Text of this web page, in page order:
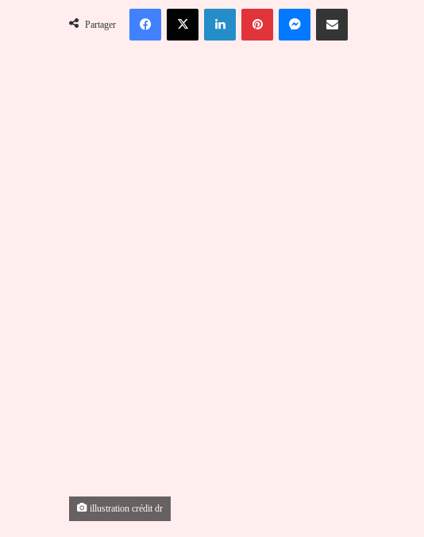
courriel
Partager
FacebookX LinkedinPinterestMessengerPartager par email
illustration crédit dr